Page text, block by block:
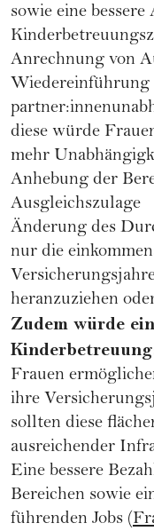
sowie eine
Anrechnung von
Wiedereinführung
diese würde
mehr
Anhebung der
Ausgleichszulage
Änderung des
nur die
heranzuziehen
Zudem würde
Frauen
ihre
sollten diese
ausreichender
Eine bessere
Bereichen sowie
führenden Jobs (